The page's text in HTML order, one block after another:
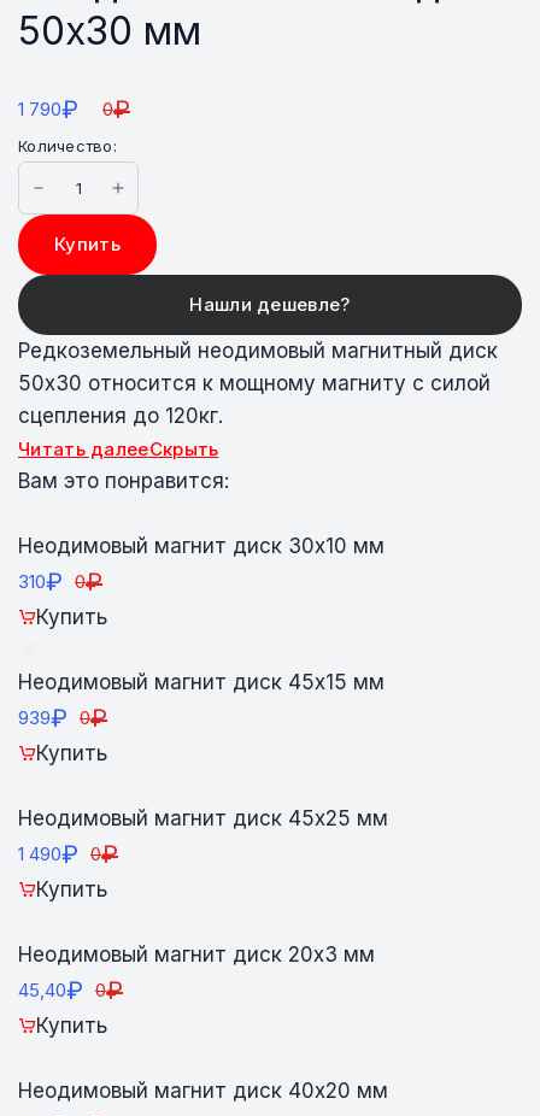
50х30 мм
1 790₽ 0₽
Количество:
Купить
Редкоземельный неодимовый магнитный диск
50х30 относится к мощному магниту с силой
сцепления до 120кг.
Читать далееСкрыть
Вам это понравится:
Неодимовый магнит диск 30х10 мм
310₽ 0₽
Купить
Неодимовый магнит диск 45х15 мм
939₽ 0₽
Купить
Неодимовый магнит диск 45х25 мм
1 490₽ 0₽
Купить
Неодимовый магнит диск 20х3 мм
45,40₽ 0₽
Купить
Неодимовый магнит диск 40х20 мм